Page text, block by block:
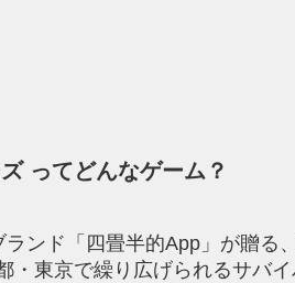
ってどんなゲーム？
ンド「四畳半的App」が贈る
・東京で繰り広げられるサバ